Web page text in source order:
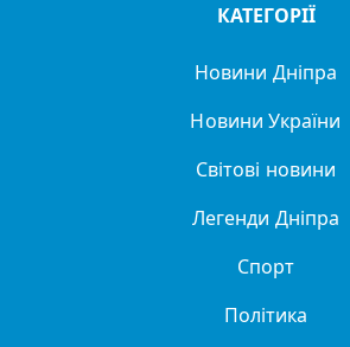
КАТЕГОРІЇ
Новини Дніпра
Новини України
Світові новини
Легенди Дніпра
Спорт
Політика